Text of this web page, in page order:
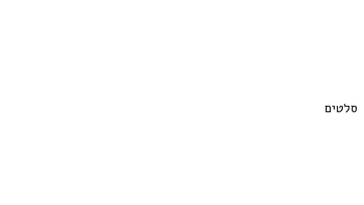
סלטים